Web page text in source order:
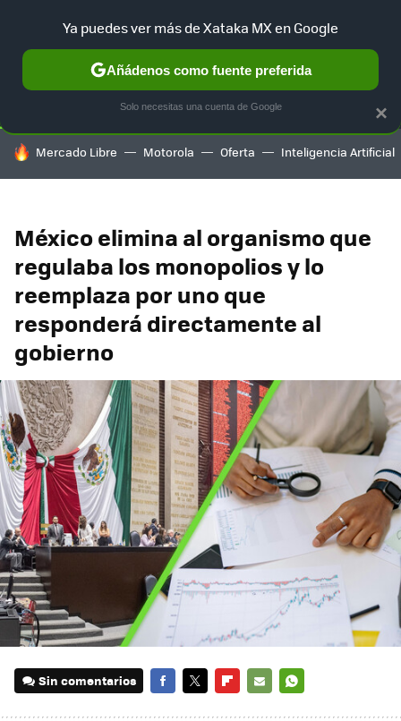
SELECCIÓN GAMING HOME AUTO TERRITORIO
HOY SE HABLA DE
Mercado Libre Motorola Oferta Inteligencia Artificial
México elimina al organismo que
regulaba los monopolios y lo
reemplaza por uno que
responderá directamente al
gobierno
Sin comentarios
×
Ya puedes ver más de Xataka MX en Google
Añádenos como fuente preferida
Solo necesitas una cuenta de Google